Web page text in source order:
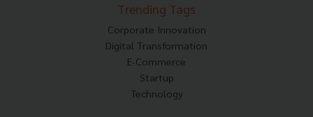
Trending Tags
Corporate Innovation
Digital Transformation
E-Commerce
Startup
Technology